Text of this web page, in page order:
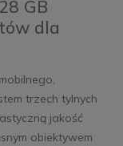
GB
dla
trzech tylnych
jakość
obiektywem